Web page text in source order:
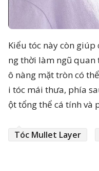
Kiểu tóc này còn
ng thời làm ngũ quan
ô nàng mặt tròn có
i tóc mái thưa, phía
ột tổng thể cá tính và
Tóc Mullet Layer